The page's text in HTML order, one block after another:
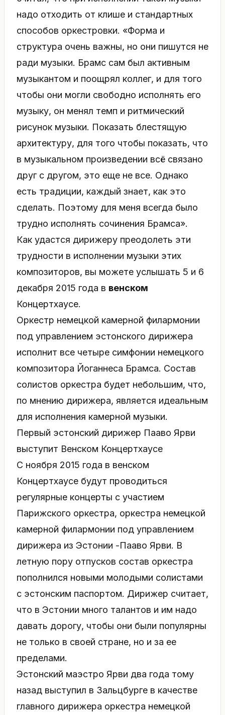
надо отходить от клише и стандартных
способов оркестровки. «Форма и
структура очень важны, но они пишутся не
ради музыки. Брамс сам был активным
музыкантом и поощрял коллег, и для того
чтобы они могли свободно исполнять его
музыку, он менял темп и ритмический
рисунок музыки. Показать блестящую
архитектуру, для того чтобы показать, что
в музыкальном произведении всё связано
друг с другом, это еще не все. Однако
есть традиции, каждый знает, как это
сделать. Поэтому для меня всегда было
трудно исполнять сочинения Брамса».
Как удастся дирижеру преодолеть эти
трудности в исполнении музыки этих
композиторов, вы можете услышать 5 и 6
декабря 2015 года в венском
Концертхаусе.
Оркестр немецкой камерной филармонии
под управлением эстонского дирижера
исполнит все четыре симфонии немецкого
композитора Йоганнеса Брамса. Состав
солистов оркестра будет небольшим, что,
по мнению дирижера, является идеальным
для исполнения камерной музыки.
Первый эстонский дирижер Пааво Ярви
выступит Венском Концертхаусе
С ноября 2015 года в венском
Концертхаусе будут проводиться
регулярные концерты с участием
Парижского оркестра, оркестра немецкой
камерной филармонии под управлением
дирижера из Эстонии -Пааво Ярви. В
летную пору отпусков состав оркестра
пополнился новыми молодыми солистами
с эстонским паспортом. Дирижер считает,
что в Эстонии много талантов и им надо
давать дорогу, чтобы они были популярны
не только в своей стране, но и за ее
пределами.
Эстонский маэстро Ярви два года тому
назад выступил в Зальцбурге в качестве
главного дирижера оркестра немецкой